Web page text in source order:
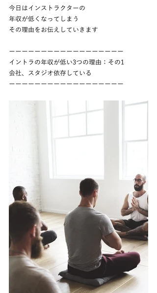
今日はインストラクターの
年収が低くなってしまう
その理由をお伝えしていきます
ーーーーーーーーーーーーーーーーーー
イントラの年収が低い3つの理由：その1
会社、スタジオ依存している
ーーーーーーーーーーーーーーーーーー